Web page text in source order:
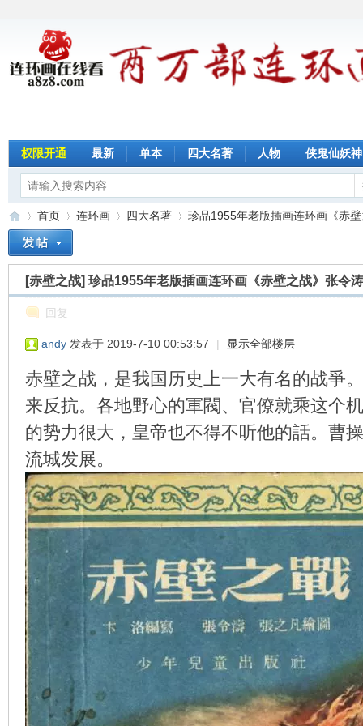
权限开通 最新 单本 四大名著 人物 侠鬼仙妖神
»
首页
›
连环画
›
四大名著
›
珍品1955年老版插画连环画《赤
[赤壁之战] 珍品1955年老版插画连环画《赤壁之战》张令
回复
andy 发表于 2019-7-10 00:53:57 | 显示全部楼层
赤壁之战，是我国历史上一大有名的战爭
来反抗。各地野心的軍閥、官僚就乘这个
的势力很大，皇帝也不得不听他的話。曹
流城发展。